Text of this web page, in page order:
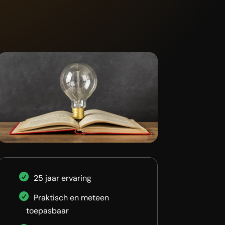
25 jaar ervaring
Praktisch en meteen
toepasbaar